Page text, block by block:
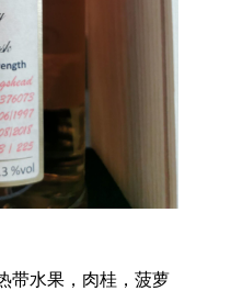
带水果，肉桂，菠萝